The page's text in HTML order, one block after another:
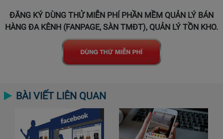
ĐĂNG KÝ DÙNG THỬ MIỄN PHÍ PHẦN MỀM QUẢN LÝ BÁN
HÀNG ĐA KÊNH (FANPAGE, SÀN TMĐT), QUẢN LÝ TỒN KHO.
BÀI VIẾT LIÊN QUAN